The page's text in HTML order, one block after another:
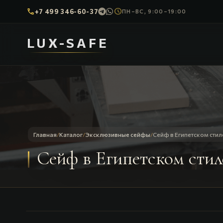
call+7 499 346-60-37 scheduleПН–ВС, 9:00–19:00
LUX-SAFE
Главная/Каталог/Эксклюзивные сейфы/Сейф в Египетском
Сейф в Египетском